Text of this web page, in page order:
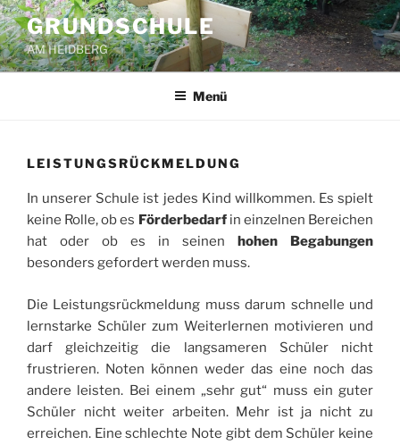
Zum
Inhalt
springen
GRUNDSCHULE
AM HEIDBERG
Menü
LEISTUNGSRÜCKMELDUNG
In unserer Schule ist jedes Kind willkommen. Es spielt
keine Rolle, ob es Förderbedarf in einzelnen Bereichen
hat oder ob es in seinen hohen Begabungen
besonders gefordert werden muss.
Die Leistungsrückmeldung muss darum schnelle und
lernstarke Schüler zum Weiterlernen motivieren und
darf gleichzeitig die langsameren Schüler nicht
frustrieren. Noten können weder das eine noch das
andere leisten. Bei einem „sehr gut“ muss ein guter
Schüler nicht weiter arbeiten. Mehr ist ja nicht zu
erreichen. Eine schlechte Note gibt dem Schüler keine